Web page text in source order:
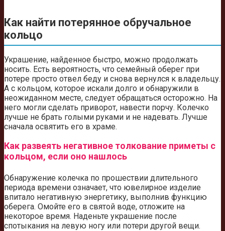
Как найти потерянное обручальное
кольцо
Украшение, найденное быстро, можно продолжать
носить. Есть вероятность, что семейный оберег при
потере просто отвел беду и снова вернулся к владельцу.
А с кольцом, которое искали долго и обнаружили в
неожиданном месте, следует обращаться осторожно. На
него могли сделать приворот, навести порчу. Колечко
лучше не брать голыми руками и не надевать. Лучше
сначала освятить его в храме.
Как развеять негативное толкование приметы с
кольцом, если оно нашлось
Обнаружение колечка по прошествии длительного
периода времени означает, что ювелирное изделие
впитало негативную энергетику, выполнив функцию
оберега. Омойте его в святой воде, отложите на
некоторое время. Наденьте украшение после
спотыкания на левую ногу или потери другой вещи.